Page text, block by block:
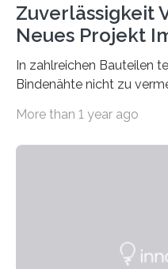
Zuverlässigkeit
Neues Projekt
In zahlreichen Bauteilen
Bindenähte nicht zu
Matrixmaterials eine
Durch den verstärkten
More than 1 year ago